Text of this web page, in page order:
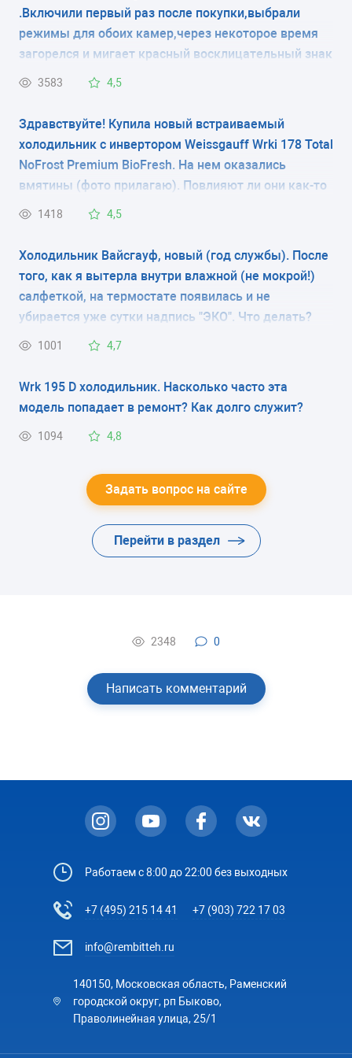
.Включили первый раз после покупки,выбрали
режимы для обоих камер,через некоторое время
загорелся и мигает красный восклицательный знак
индикации.Уже прошло 12 часов,а он все
3583 4,5
Здравствуйте! Купила новый встраиваемый
холодильник с инвертором Weissgauff Wrki 178 Total
NoFrost Premium BioFresh. На нем оказались
вмятины (фото прилагаю). Повлияют ли они как-то
на работу холодильника?Очень не хочется
сильные,и есть страх, что в дальнейшем может
отразиться на работе холодильника.
1418 4,5
Холодильник Вайсгауф, новый (год службы). После
того, как я вытерла внутри влажной (не мокрой!)
салфеткой, на термостате появилась и не
убирается уже сутки надпись "ЭКО". Что делать?
1001 4,7
Wrk 195 D холодильник. Насколько часто эта
модель попадает в ремонт? Как долго служит?
1094 4,8
Задать вопрос на сайте
Перейти в раздел
2348 0
Написать комментарий
Работаем с 8:00 до 22:00 без выходных
+7 (495) 215 14 41 +7 (903) 722 17 03
info@rembitteh.ru
140150, Московская область, Раменский
городской округ, рп Быково,
Праволинейная улица, 25/1